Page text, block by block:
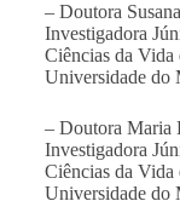
– Doutora
Investigadora
Ciências da Vida
Universidade do
– Doutora Maria
Investigadora
Ciências da Vida
Universidade do